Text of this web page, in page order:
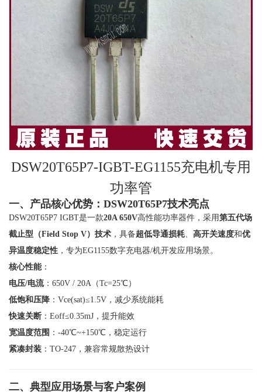
DSW20T65P7-IGBT-EG1155充电机专用
功率管
一、产品核心优势：DSW20T65P7技术亮点
DSW20T65P7 IGBT是一款20A 650V高性能功率器件，采用第五代场
截止型（Field Stop V）技术 ，具备超低导通损耗 高开关速度和优
异温度稳定性 ，专为EG1155数字充电器/机开发应用场景。
核心性能：
电压/电流：650V / 20A（Tc=25℃）
低饱和压降 ：Vce(sat)≤1.5V，减少系统能耗
快速关断 ：Eoff≤0.35mJ，提升能效
宽温度范围 ：-40℃~+150℃，稳定运行
紧凑封装 ：TO-247，兼容常规散热设计
二、典型应用场景与客户案例